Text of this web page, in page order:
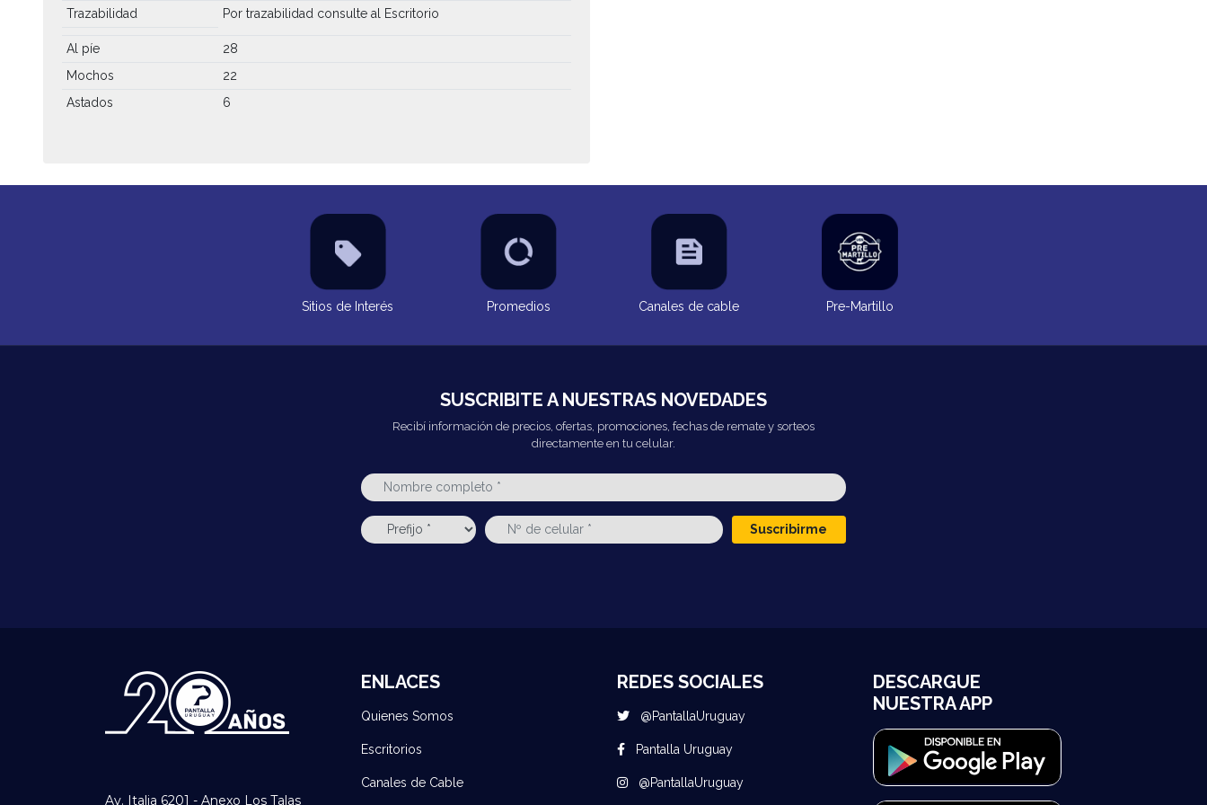
Trazabilidad
Por trazabilidad consulte al Escritorio
Al píe
28
Mochos
22
Astados
6
Sitios de Interés Promedios Canales de cable Pre-Martillo
SUSCRIBITE A NUESTRAS NOVEDADES
Recibí información de precios, ofertas, promociones, fechas de remate y sorteos
directamente en tu celular.
Suscribirme
Av. Italia 6201 - Anexo Los Talas
ENLACES
Quienes Somos
Escritorios
Canales de Cable
REDES SOCIALES
@PantallaUruguay
Pantalla Uruguay
@PantallaUruguay
DESCARGUE
NUESTRA APP